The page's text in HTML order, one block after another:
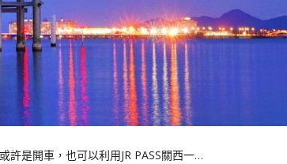
許是開車，也可以利用JR PASS關西一…